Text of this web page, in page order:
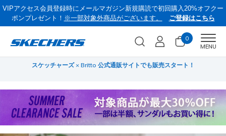
VIPアクセス会員登録時にメールマガジン新規購読で初回購入20%オフクー
ポンプレゼント！ ※一部対象外商品がございます。 ご登録はこちら
0
MENU
スケッチャーズ × Britto 公式通販サイトでも販売スタート！